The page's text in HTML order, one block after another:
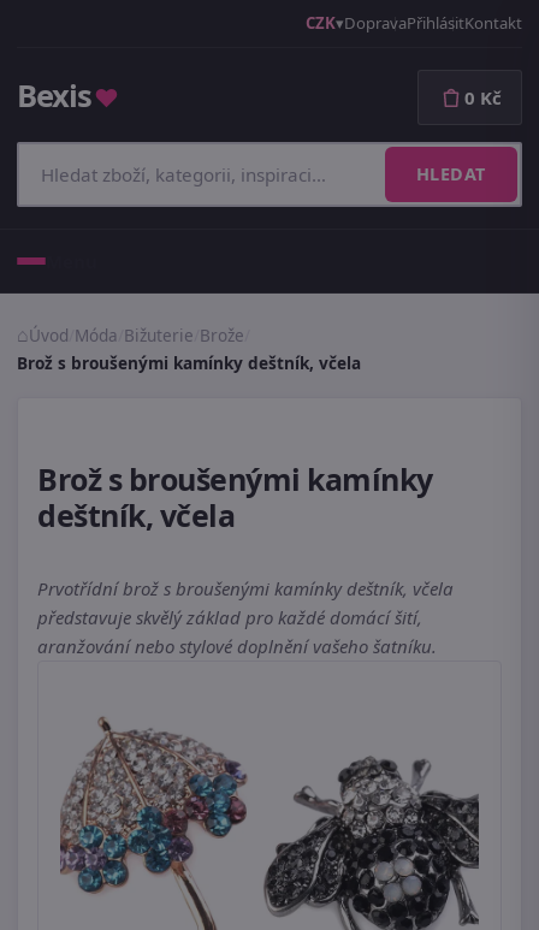
CZK DopravaPřihlásitKontakt
Bexis♥
HLEDAT
0 Kč
Úvod Móda Bižuterie Brože
Brož s broušenými kamínky deštník, včela
Brož s broušenými kamínky
deštník, včela
Prvotřídní brož s broušenými kamínky deštník, včela
představuje skvělý základ pro každé domácí šití,
aranžování nebo stylové doplnění vašeho šatníku.